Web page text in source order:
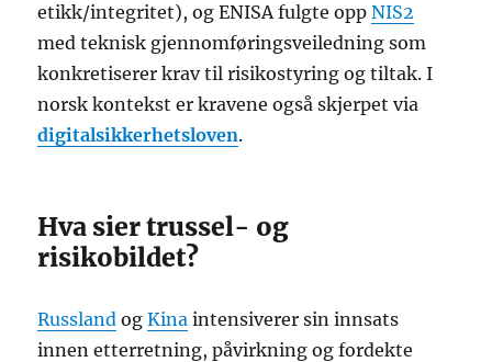
etikk/integritet), og ENISA fulgte oppNIS2
med teknisk gjennomføringsveiledning som
konkretiserer krav til risikostyring og tiltak. I
norsk kontekst er kravene også skjerpet via
digitalsikkerhetsloven.
Hva sier trussel- og
risikobildet?
Russland ogKina intensiverer sin innsats
innen etterretning, påvirkning og fordekte